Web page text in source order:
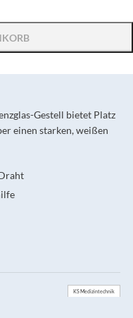
Gestell bietet Platz
einen starken, weißen
KS Medizintechnik